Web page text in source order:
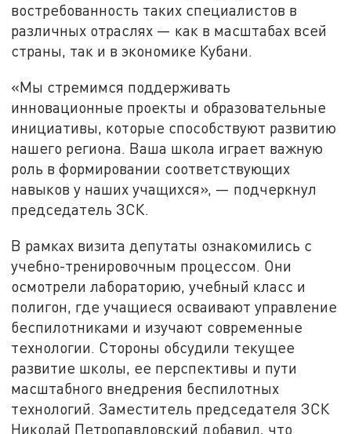
востребованность таких специалистов в
различных отраслях — как в масштабах всей
страны, так и в экономике Кубани.
«Мы стремимся поддерживать
инновационные проекты и образовательные
инициативы, которые способствуют развитию
нашего региона. Ваша школа играет важную
роль в формировании соответствующих
навыков у наших учащихся», — подчеркнул
председатель ЗСК.
В рамках визита депутаты ознакомились с
учебно-тренировочным процессом. Они
осмотрели лабораторию, учебный класс и
полигон, где учащиеся осваивают управление
беспилотниками и изучают современные
технологии. Стороны обсудили текущее
развитие школы, ее перспективы и пути
масштабного внедрения беспилотных
технологий. Заместитель председателя ЗСК
Николай Петропавловский добавил, что